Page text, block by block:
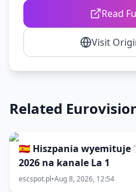
Read
Visit
Related
🇪🇸 Hiszpania wyemituje
2026 na kanale La 1
escspot.pl•Aug 8, 2026, 12:54